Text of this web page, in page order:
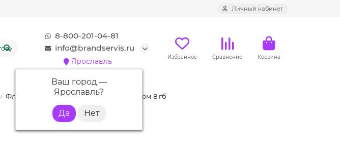
Личный кабинет
8-800-201-04-81
info@brandservis.ru
Ярославль
Ваш город —
Ярославль?
Избранное Сравнение Корзина
Флешка PVC117 "Обезьяна" (цвет.) с чипом 8 гб